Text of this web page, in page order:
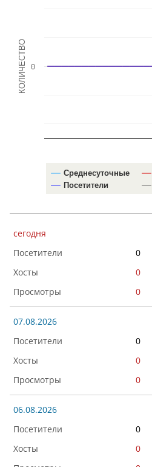
КОЛИЧЕСТВО
Среднесуточные
Посетители
0
сегодня
0
0
0
07.08.2026
0
0
0
06.08.2026
0
0